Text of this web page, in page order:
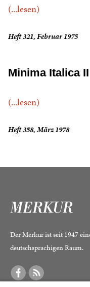
(...lesen)
Heft 321, Februar 1975
Minima Italica II
(...lesen)
Heft 358, März 1978
Der Merkur ist seit 1947
deutschsprachigen Raum.